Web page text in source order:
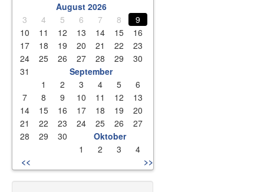
August 2026
3
4 5 6 7 8
9
10
11 12 13 14 15
16
17
18 19 20 21 22
23
24
25 26 27 28 29
30
31
September
1
2 3 4 5
6
7
8 9 10 11 12
13
14
15 16 17 18 19
20
21
22 23 24 25 26
27
28
29 30
Oktober
1
2 3
4
<<
>>